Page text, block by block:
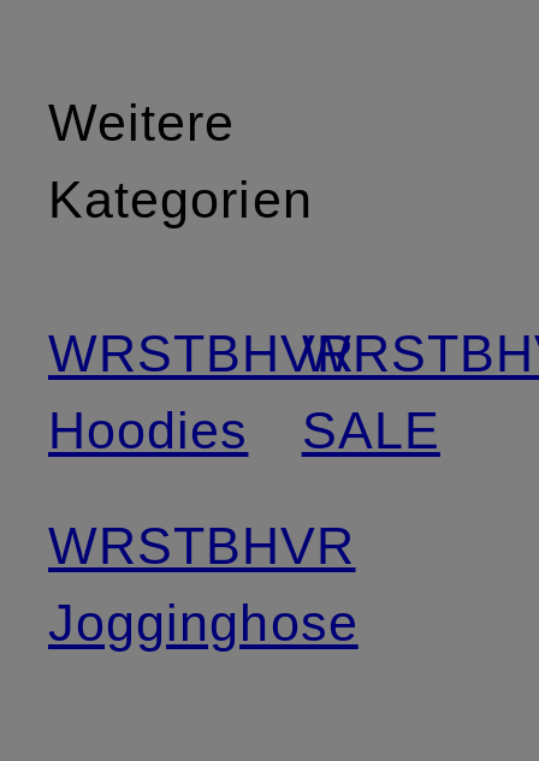
Weitere
Kategorien
WRSTBHVR
Hoodies
WRSTBHVR
Jogginghose
SALE